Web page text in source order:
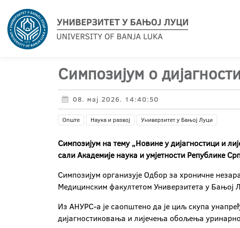
Симпозијум о
08. мај 2026. 14:40:50
Опште Наука и развој Универзитет у Бањој Луци
Симпозијум на тему „Новине у дијагностици и
сали Академије наука и умјетности Републике
Симпозијум организује Одбор за хроничне
Медицинским факултетом Универзитета у
Из АНУРС-а је саопштено да је циљ скупа
дијагностиковања и лијечења обољења